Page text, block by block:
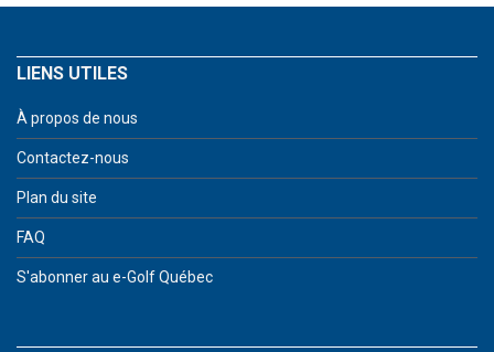
LIENS UTILES
À propos de nous
Contactez-nous
Plan du site
FAQ
S'abonner au e-Golf Québec